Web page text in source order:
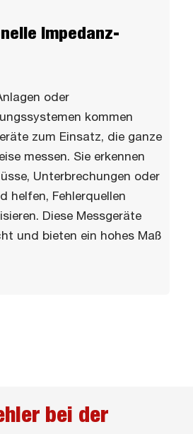
Impedanz-
oder
kommen
zum Einsatz, die ganze
messen. Sie erkennen
Unterbrechungen oder
helfen, Fehlerquellen
Diese Messgeräte
und bieten ein hohes Maß
bei der